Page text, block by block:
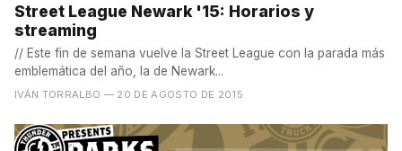
Street League Newark '15: Horarios y
streaming
// Este fin de semana vuelve la Street League con la parada más
emblemática del año, la de Newark...
IVÁN TORRALBO — 20 DE AGOSTO DE 2015